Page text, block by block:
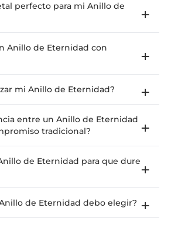
perfecto para mi Anillo de
Anillo de Eternidad con
mi Anillo de Eternidad?
entre un Anillo de Eternidad
tradicional?
de Eternidad para que dure
de Eternidad debo elegir?